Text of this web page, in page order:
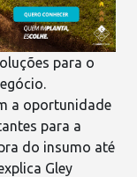
para o
a oportunidade
para a
do insumo até
Gley